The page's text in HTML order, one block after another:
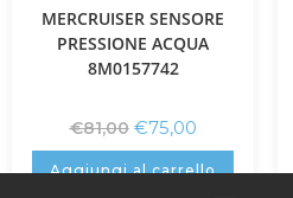
MERCRUISER SENSORE
PRESSIONE ACQUA
8M0157742
€81,00 €75,00
Aggiungi al carrello